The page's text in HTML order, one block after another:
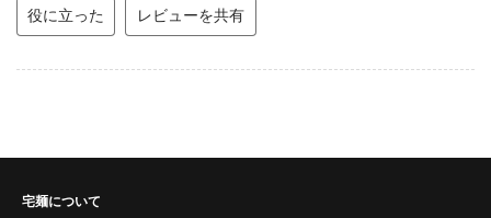
役に立った レビューを共有
宅麺について